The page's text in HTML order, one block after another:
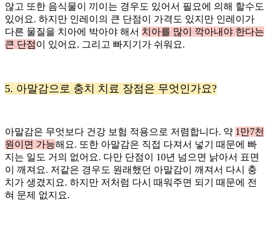
않고 또한 음식물이 끼이는 경우도 있어서 필요에 의해 할수도
있어요. 하지만 인레이의 큰 단점이 가격도 있지만 인레이가
다른 물질을 치아에 박아야 해서 치아를 많이 깍아내야 한다는
큰 단점이 있어요. 그리고 빠지기가 쉬워요.
5. 아말감으로 충치 치료 장점은 무엇인가요?
아말감은 무엇보다 건강 보험 적용으로 저렴합니다. 약 1만7천
원이면 가능해요. 또한 아말감은 직접 다져서 넣기 때문에 빠
지는 일도 거의 없어요. 다만 단점이 10년 넘으면 낡아서 표면
이 깨져요. 저같은 경우도 원래했던 아말감이 깨져서 다시 충
치가 생겼지요. 하지만 저처럼 다시 때워주면 되기 때문에 전
혀 문제 없지요.